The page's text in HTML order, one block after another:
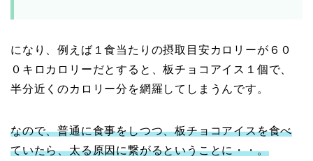
になり、例えば１食当たりの摂取目安カロリーが６０
０キロカロリーだとすると、板チョコアイス１個で、
半分近くのカロリー分を網羅してしまうんです。
なので、普通に食事をしつつ、板チョコアイスを食べ
ていたら、太る原因に繋がるということに・・。